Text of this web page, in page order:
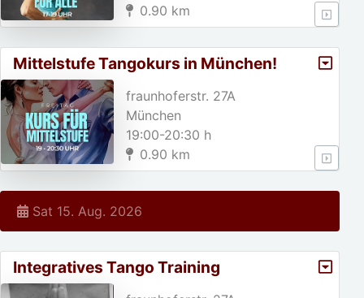
0.90 km
Mittelstufe Tangokurs in München!
fraunhoferstr. 27A
München
19:00-20:30 h
0.90 km
Sat 15. Aug. 2026
Integratives Tango Training